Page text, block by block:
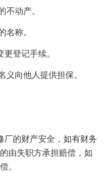
不动产。
名称。
登记手续。
义向他人提供担保。
厂的财产安全，如有财务
由失职方承担赔偿，如
。